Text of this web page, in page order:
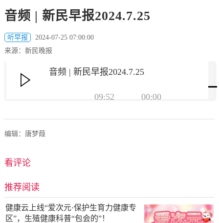
音频 | 新民早报2024.7.25
听早报
2024-07-25 07:00:00
来源：新民晚报
00:00
09:52
音频 | 新民早报2024.7.25
编辑：唐梦葭
看评论
推荐阅读
健康云上线“爱次元·保护生育力健康专
区”，生殖健康科普“包会的”！